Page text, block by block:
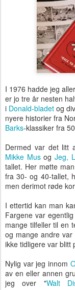
I 1976 hadde jeg
er jo tre år nesten
i Donald-bladet og
nyere historier fra
Barks-klassiker fra
Dermed var det litt
Mikke Musog Jeg,
tallet. Her møtte
fra 30- og 40-tallet,
men derimot røde
I ettertid kan man
Fargene var
mange tilfeller til en
og mange andre
ikke tidligere var blitt
Nylig var jeg innom
av en eller annen
jeg over "Walt